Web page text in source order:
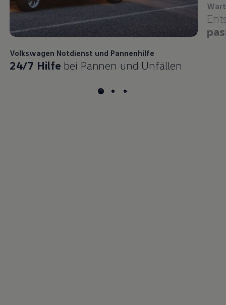
Volkswagen Notdienst und Pannenhilfe
24/7 Hilfe bei Pannen und Unfällen